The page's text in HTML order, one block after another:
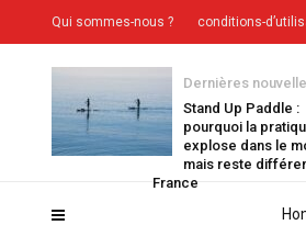
Dernières
Stand Up Paddle :
pourquoi la
explose dans le
mais reste
France
Qui sommes-nous ? conditions-